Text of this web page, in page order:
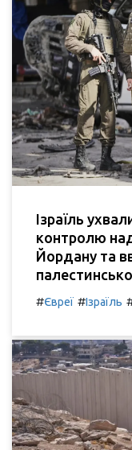
Ізраїль
контролю
Йордану та
#Євреї #Ізраїль